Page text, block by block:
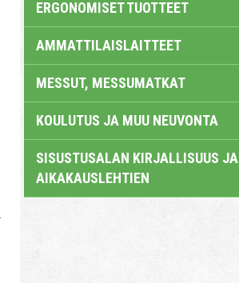
ERGONOMISET TUOTTEET
AMMATTILAISLAITTEET
MESSUT, MESSUMATKAT
KOULUTUS JA MUU NEUVONTA
SISUSTUSALAN KIRJALLISUUS JA
AIKAKAUSLEHTIEN